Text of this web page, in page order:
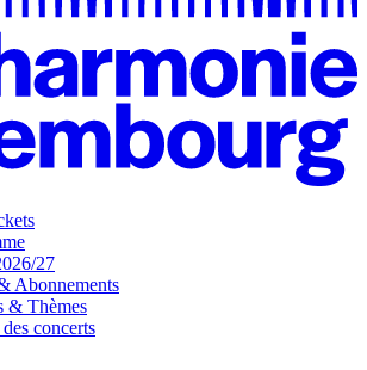
27
Abonnements
& Thèmes
concerts